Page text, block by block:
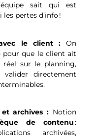
sait qui est
pertes d’info !
le client : On
pour que le client ait
sur le planning,
directement
et archives : Notion
de contenu:
archivées,